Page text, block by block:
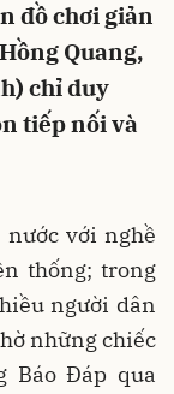
đồ chơi giản
Quang,
chỉ duy
tiếp nối và
với nghề
thống; trong
người dân
những chiếc
Báo Đáp qua